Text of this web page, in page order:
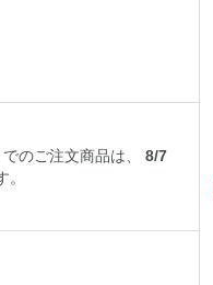
のご注文商品は、8/7